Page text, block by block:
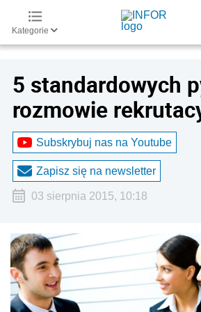
Kategorie
5 standardowych
rozmowie
Subskrybuj nas na Youtube
Zapisz się na newsletter
03 sierpnia 2015, 10:18